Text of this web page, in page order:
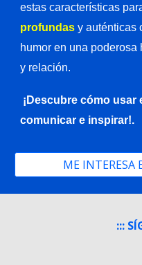
estas características
profundas y auténticas
humor en una
y relación.
¡Descubre cómo usar
comunicar e inspirar!.
ME INTERESA
:::